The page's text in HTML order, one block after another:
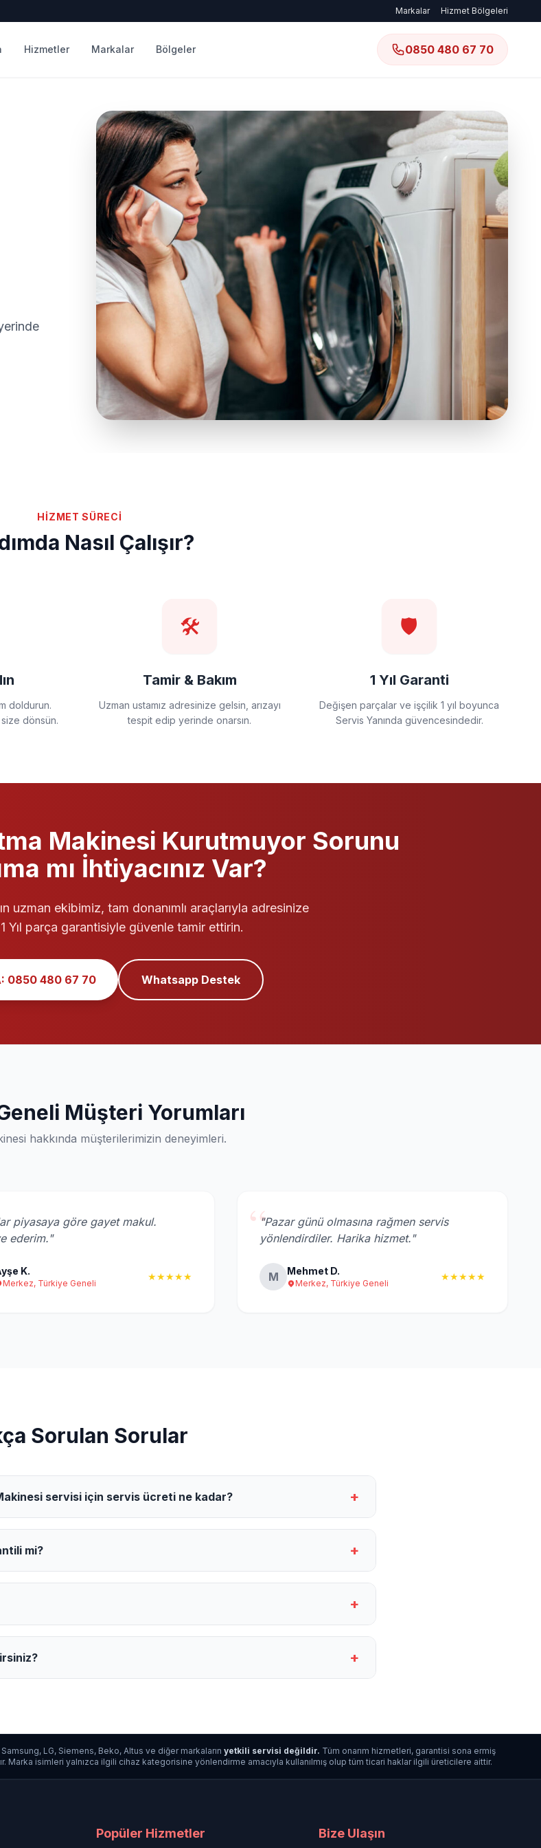
Markalar Hizmet Bölgeleri
Hizmetler Markalar Bölgeler 0850 480 67 70
HİZMET SÜRECİ
Nasıl Çalışır?
doldurun.
dönsün.
🛠️
Tamir & Bakım
Uzman ustamız adresinize gelsin, arızayı
tespit edip yerinde onarsın.
🛡️
1 Yıl Garanti
Değişen parçalar ve işçilik 1 yıl boyunca
Servis Yanında güvencesindedir.
Makinesi Kurutmuyor Sorunu
mı İhtiyacınız Var?
uzman ekibimiz, tam donanımlı araçlarıyla adresinize
Yıl parça garantisiyle güvenle tamir ettirin.
0850 480 67 70 Whatsapp Destek
Müşteri Yorumları
hakkında müşterilerimizin deneyimleri.
piyasaya göre gayet makul.
ederim."
K.
Merkez, Türkiye Geneli
★★★★★
“"Pazar günü olmasına rağmen servis
yönlendirdiler. Harika hizmet."
M Mehmet D.
Merkez, Türkiye Geneli
★★★★★
Sorulan Sorular
servisi için servis ücreti ne kadar? +
mi? +
+
+
LG, Siemens, Beko, Altus ve diğer markalarınyetkili servisi değildir. Tüm onarım hizmetleri, garantisi sona ermiş
Marka isimleri yalnızca ilgili cihaz kategorisine yönlendirme amacıyla kullanılmış olup tüm ticari haklar ilgili üreticilere aittir.
Popüler Hizmetler Bize Ulaşın